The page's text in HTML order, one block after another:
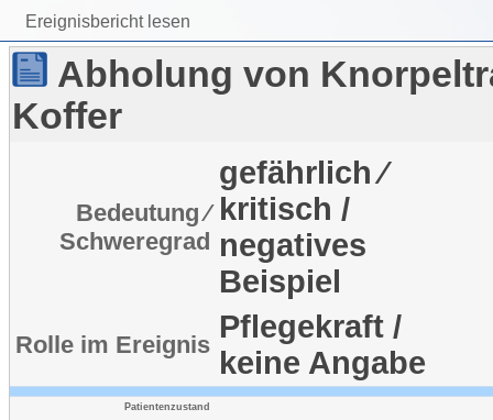
Ereignisbericht lesen
Abholung von
Koffer
Bedeutung ⁄
Schweregrad
gefährlich ⁄
kritisch /
negatives
Beispiel
Rolle im Ereignis
Pflegekraft /
keine Angabe
Patientenzustand